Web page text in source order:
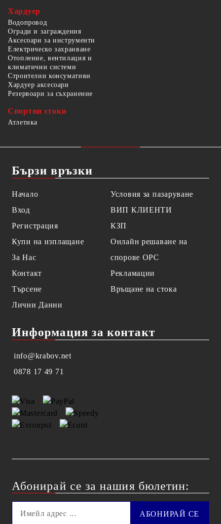
Хардуер
Водопровод
Огради и заграждения
Аксесоари за инструменти
Електрическо захранване
Отопление, вентилация и
климатични системи
Строителни консумативи
Хардуер аксесоари
Резервоари за съхранение
Спортни стоки
Атлетика
Бързи връзки
Начало
Вход
Регистрация
Купи на изплащане
За Нас
Контакт
Търсене
Лични Данни
Условия за пазаруване
ВИП КЛИЕНТИ
КЗП
Онлайн решаване на
спорове OPC
Рекламации
Връщане на стока
Информация за контакт
info@krabov.net
0878 17 49 71
Абонирай се за нашия бюлетин: